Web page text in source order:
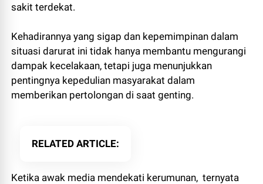
sakit terdekat.
Kehadirannya yang sigap dan kepemimpinan dalam
situasi darurat ini tidak hanya membantu mengurangi
dampak kecelakaan, tetapi juga menunjukkan
pentingnya kepedulian masyarakat dalam
memberikan pertolongan di saat genting.
RELATED ARTICLE
Ketika awak media mendekati kerumunan, ternyata